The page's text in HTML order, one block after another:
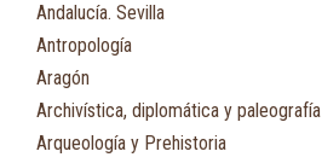
Andalucía. Sevilla
Antropología
Aragón
Archivística, diplomática y paleografía
Arqueología y Prehistoria